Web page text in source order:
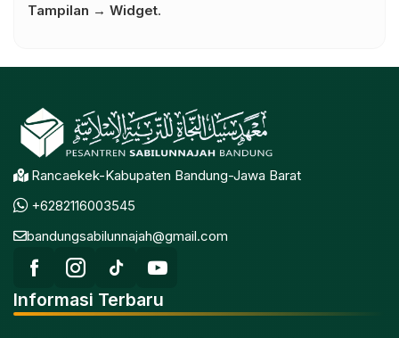
Tampilan → Widget.
Rancaekek-Kabupaten Bandung-Jawa Barat
+6282116003545
bandungsabilunnajah@gmail.com
Informasi Terbaru